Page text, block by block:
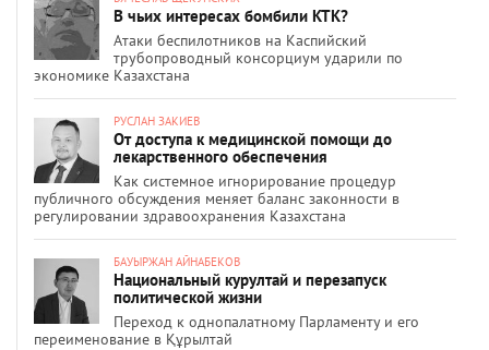
В чьих интересах бомбили КТК?
Атаки беспилотников на Каспийский
трубопроводный консорциум ударили по
экономике Казахстана
РУСЛАН ЗАКИЕВ
От доступа к медицинской помощи до
лекарственного обеспечения
Как системное игнорирование процедур
публичного обсуждения меняет баланс законности в
регулировании здравоохранения Казахстана
БАУЫРЖАН АЙНАБЕКОВ
Национальный курултай и перезапуск
политической жизни
Переход к однопалатному Парламенту и его
переименование в Құрылтай